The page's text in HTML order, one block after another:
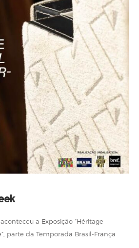
a Exposição “Héritage
parte da Temporada Brasil-França